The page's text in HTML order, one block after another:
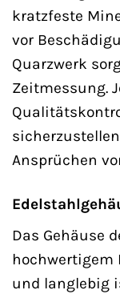
kratzfeste
vor
Quarzwerk
Zeitmessung.
Ansprüchen
Das Gehäuse
hochwertigem
und langlebig